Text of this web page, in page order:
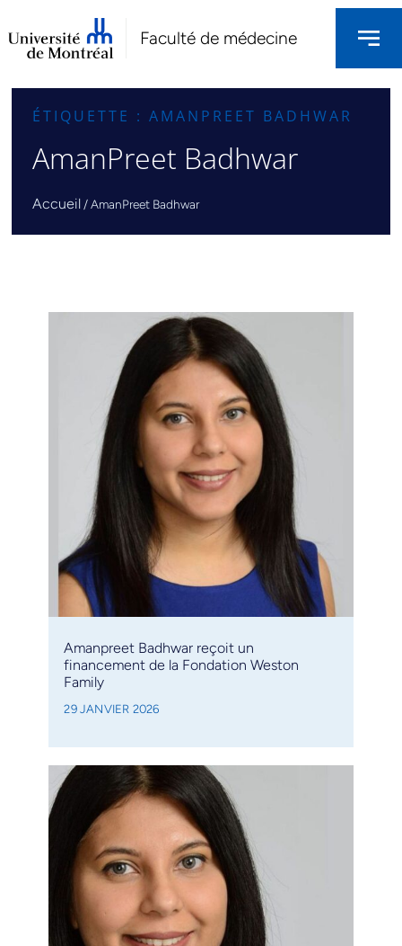
Faculté de médecine
ÉTIQUETTE : AMANPREET BADHWAR
AmanPreet Badhwar
Accueil /AmanPreet Badhwar
Amanpreet Badhwar reçoit un
financement de la Fondation Weston
Family
29 JANVIER 2026